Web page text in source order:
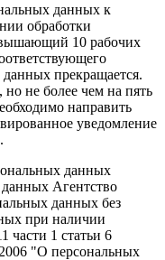
данных к
обработки
10 рабочих
прекращается.
не более чем на пять
направить
уведомление
данных
данных Агентство
данных без
при наличии
части 1 статьи 6
"О персональных